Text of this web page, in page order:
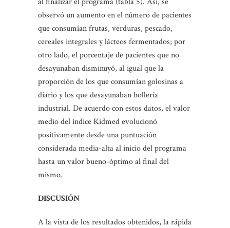
observó un aumento en el número de pacientes
que consumían frutas, verduras, pescado,
cereales integrales y lácteos fermentados; por
otro lado, el porcentaje de pacientes que no
desayunaban disminuyó, al igual que la
proporción de los que consumían golosinas a
diario y los que desayunaban bollería
industrial. De acuerdo con estos datos, el valor
medio del índice Kidmed evolucionó
positivamente desde una puntuación
considerada media-alta al inicio del programa
hasta un valor bueno-óptimo al final del
mismo.
DISCUSIÓN
A la vista de los resultados obtenidos, la rápida